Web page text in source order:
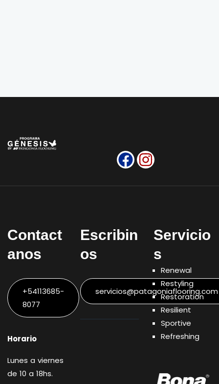
Contact
anos
+54113685-
8077
Horario
Lunes a viernes
de 10 a 18hs.
Escribin
os
servicios@patagoniaflooring.com
Servicio
s
Renewal
Restyling
Restoration
Resilient
Sportive
Refreshing